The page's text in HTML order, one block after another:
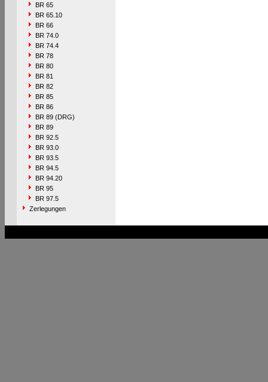
BR 65
BR 65.10
BR 66
BR 74.0
BR 74.4
BR 78
BR 80
BR 81
BR 82
BR 85
BR 86
BR 89 (DRG)
BR 89
BR 92.5
BR 93.0
BR 93.5
BR 94.5
BR 94.20
BR 95
BR 97.5
Zerlegungen